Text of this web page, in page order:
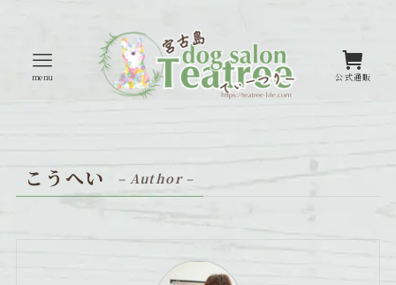
公式通販
menu
こうへい – Author –